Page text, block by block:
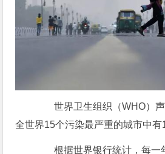
世界卫生组织（WHO）声
全世界15个污染最严重的城市中有
根据世界银行统计，每一